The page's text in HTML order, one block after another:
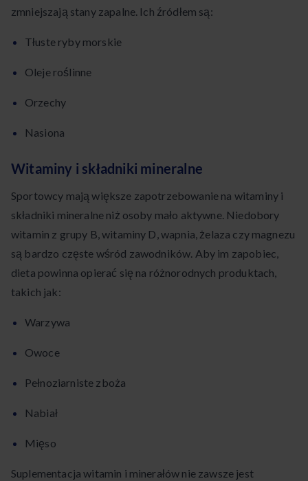
zmniejszają stany zapalne. Ich źródłem są:
Tłuste ryby morskie
Oleje roślinne
Orzechy
Nasiona
Witaminy i składniki mineralne
Sportowcy mają większe zapotrzebowanie na witaminy i
składniki mineralne niż osoby mało aktywne. Niedobory
witamin z grupy B, witaminy D, wapnia, żelaza czy magnezu
są bardzo częste wśród zawodników. Aby im zapobiec,
dieta powinna opierać się na różnorodnych produktach,
takich jak:
Warzywa
Owoce
Pełnoziarniste zboża
Nabiał
Mięso
Suplementacja witamin i minerałów nie zawsze jest